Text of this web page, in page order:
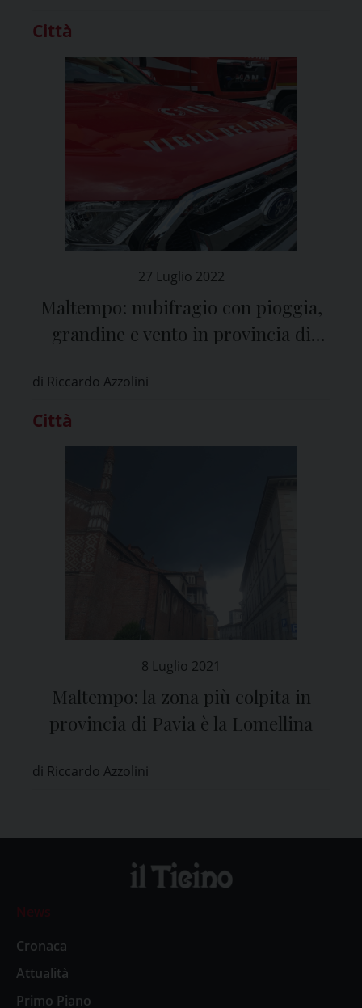
Città
27 Luglio 2022
Maltempo: nubifragio con pioggia,
grandine e vento in provincia di
di Riccardo Azzolini
Città
8 Luglio 2021
Maltempo: la zona più colpita in
provincia di Pavia è la Lomellina
di Riccardo Azzolini
News
Cronaca
Attualità
Primo Piano